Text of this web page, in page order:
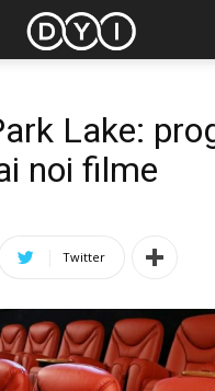
Lake:
noi filme
Twitter